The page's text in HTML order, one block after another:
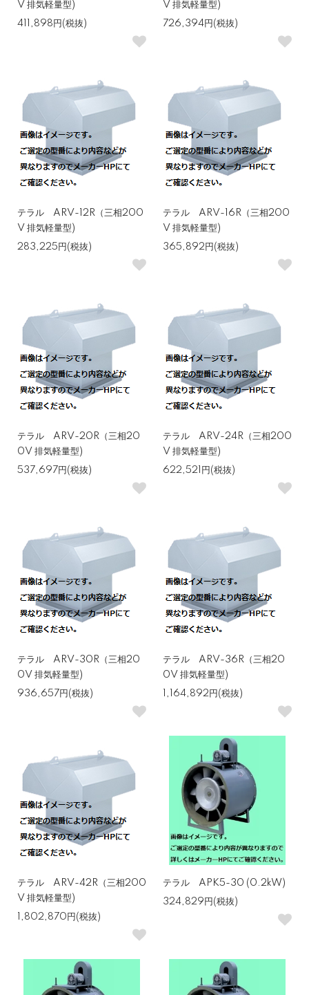
V 排気軽量型)
411,898円(税抜)
V 排気軽量型)
726,394円(税抜)
テラル ARV-12R（三相200
V 排気軽量型)
283,225円(税抜)
テラル ARV-16R（三相200
V 排気軽量型)
365,892円(税抜)
テラル ARV-20R（三相20
0V 排気軽量型)
537,697円(税抜)
テラル ARV-24R（三相200
V 排気軽量型)
622,521円(税抜)
テラル ARV-30R（三相20
0V 排気軽量型)
936,657円(税抜)
テラル ARV-36R（三相20
0V 排気軽量型)
1,164,892円(税抜)
テラル ARV-42R（三相200
V 排気軽量型)
1,802,870円(税抜)
テラル APK5-30 (0.2kW)
324,829円(税抜)